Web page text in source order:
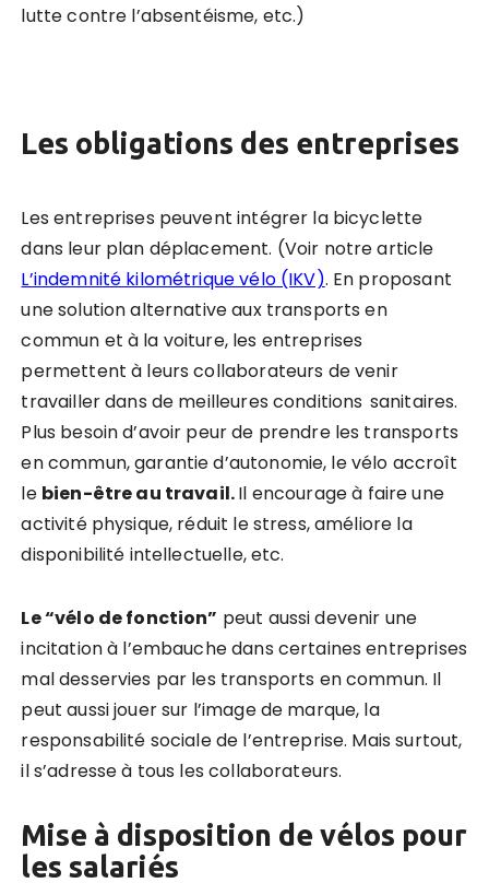
lutte contre l’absentéisme, etc.)
Les obligations des entreprises
Les entreprises peuvent intégrer la bicyclette
dans leur plan déplacement. (Voir notre article
L’indemnité kilométrique vélo (IKV). En proposant
une solution alternative aux transports en
commun et à la voiture, les entreprises
permettent à leurs collaborateurs de venir
travailler dans de meilleures conditions sanitaires.
Plus besoin d’avoir peur de prendre les transports
en commun, garantie d’autonomie, le vélo accroît
le bien-être au travail.Il encourage à faire une
activité physique, réduit le stress, améliore la
disponibilité intellectuelle, etc.
Le “vélo de fonction” peut aussi devenir une
incitation à l’embauche dans certaines entreprises
mal desservies par les transports en commun. Il
peut aussi jouer sur l’image de marque, la
responsabilité sociale de l’entreprise. Mais surtout,
il s’adresse à tous les collaborateurs.
Mise à disposition de vélos pour
les salariés